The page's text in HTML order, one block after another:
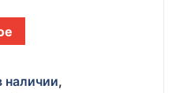
наличии,